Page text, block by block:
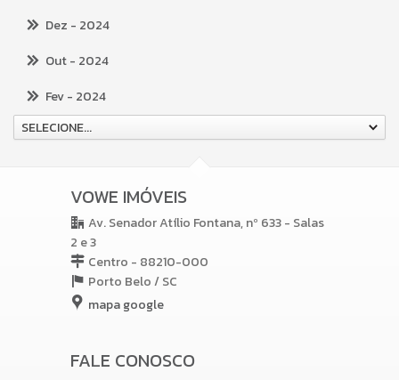
Dez - 2024
Out- 2024
Fev- 2024
SELECIONE...
VOWE IMÓVEIS
Av. Senador Atílio Fontana, nº 633 - Salas
2 e 3
Centro - 88210-000
Porto Belo /SC
mapa google
FALE CONOSCO